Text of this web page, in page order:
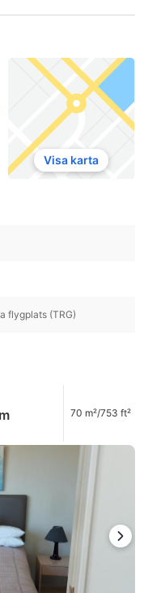
Visa karta
flygplats (TRG)
70 m²/753 ft²